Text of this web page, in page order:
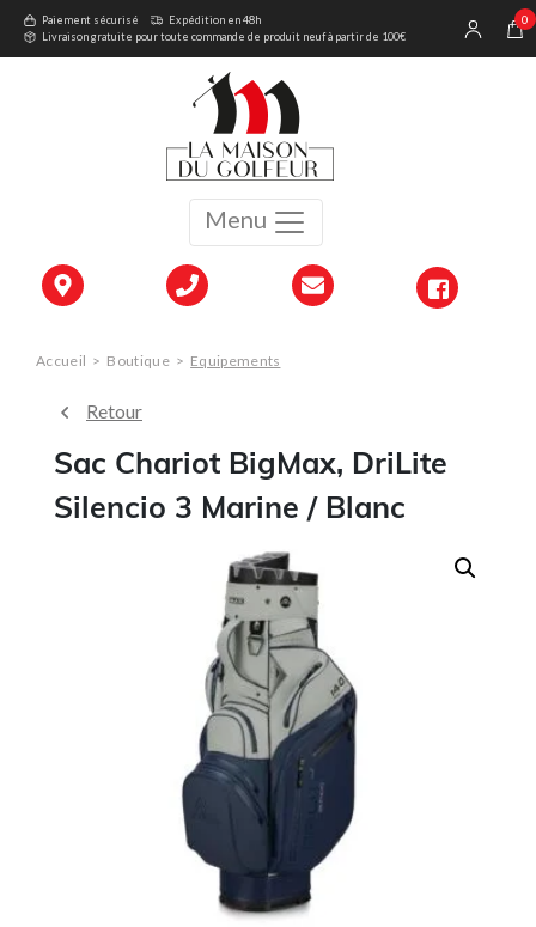
Menu
Paiement sécurisé
Expédition en 48h
Livraison gratuite pour toute commande de produit neuf à partir de 100€
0
Accueil > Boutique > Equipements
Retour
Sac Chariot BigMax, DriLite
Silencio 3 Marine / Blanc